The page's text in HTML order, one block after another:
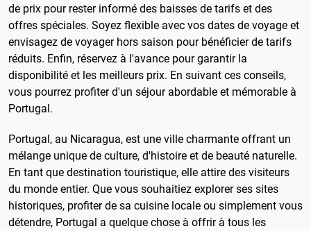
de prix pour rester informé des baisses de tarifs et des
offres spéciales. Soyez flexible avec vos dates de voyage et
envisagez de voyager hors saison pour bénéficier de tarifs
réduits. Enfin, réservez à l'avance pour garantir la
disponibilité et les meilleurs prix. En suivant ces conseils,
vous pourrez profiter d'un séjour abordable et mémorable à
Portugal.
Portugal, au Nicaragua, est une ville charmante offrant un
mélange unique de culture, d'histoire et de beauté naturelle.
En tant que destination touristique, elle attire des visiteurs
du monde entier. Que vous souhaitiez explorer ses sites
historiques, profiter de sa cuisine locale ou simplement vous
détendre, Portugal a quelque chose à offrir à tous les